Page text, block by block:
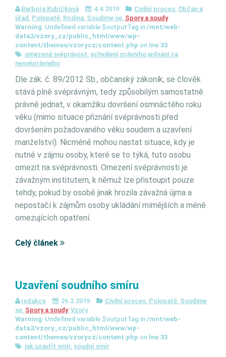
Barbora Kubíčková 4.4.2019 Civilní proces, Občan a
úřad , Polopatě, Rodina, Soudime se, Spory a soudy
Warning: Undefined variable $outputTag in /mnt/web-
data2/vzory_cz/public_html/www/wp-
content/themes/vzorycz/content.php on line 33
omezená svéprávost, schválení právního jednání za
nesvéprávného
Dle zák. č. 89/2012 Sb., občanský zákoník, se člověk
stává plně svéprávným, tedy způsobilým samostatně
právně jednat, v okamžiku dovršení osmnáctého roku
věku (mimo situace přiznání svéprávnosti před
dovršením požadovaného věku soudem a uzavření
manželství). Nicméně mohou nastat situace, kdy je
nutné v zájmu osoby, které se to týká, tuto osobu
omezit na svéprávnosti. Omezení svéprávnosti je
závažným institutem, k němuž lze přistoupit pouze
tehdy, pokud by osobě jinak hrozila závažná újma a
nepostačí k zájmům osoby ukládání mírnějších a méně
omezujících opatření.
Celý článek
Uzavření soudního smíru
redakce 26.2.2019 Civilní proces, Polopatě, Soudime
se, Spory a soudy, Vzory
Warning: Undefined variable $outputTag in /mnt/web-
data2/vzory_cz/public_html/www/wp-
content/themes/vzorycz/content.php on line 33
jak uzavřít smír, soudní smír